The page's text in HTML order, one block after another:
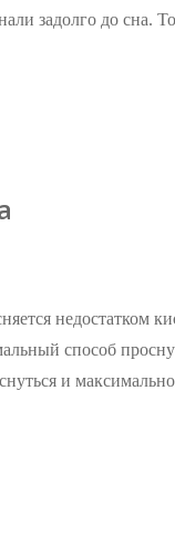
задолго до сна.
недостатком
способ
и